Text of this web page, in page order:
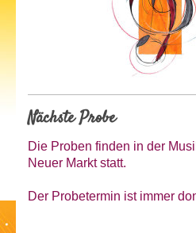
Nächste Probe
Die Proben finden in der
Neuer Markt statt.
Der Probetermin ist immer